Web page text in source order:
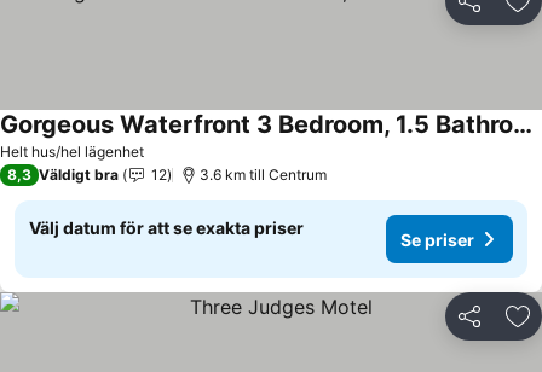
Dela
Helt hus/hel lägenhet
Gorgeous Waterfront 3 Bedroom, 1.5 Bathroom Unit.
Se priser
8,3 Väldigt bra 12 3.6 km till Centrum
Välj datum för att se exakta priser
Se priser
Dela